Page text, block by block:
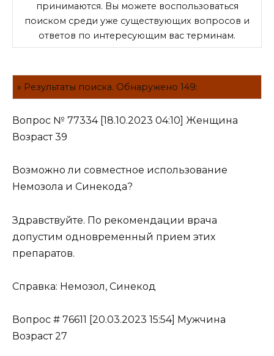
принимаются. Вы можете воспользоваться
поиском среди уже существующих вопросов и
ответов по интересующим вас терминам.
» Результаты поиска. Обнаружено 149:
Вопрос № 77334 [18.10.2023 04:10] Женщина
Возраст 39
Возможно ли совместное использование
Немозола и Синекода?
Здравствуйте. По рекомендации врача
допустим одновременный прием этих
препаратов.
Cправка: Немозол, Синекод
Вопрос # 76611 [20.03.2023 15:54] Мужчина
Возраст 27